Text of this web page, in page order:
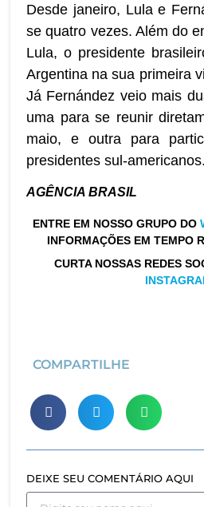
Desde janeiro, Lula e
se quatro vezes. Além do
Lula, o presidente
Argentina na sua primeira
Já Fernández veio mais
uma para se reunir
maio, e outra para
presidentes sul-americanos.
AGÊNCIA BRASIL
ENTRE EM NOSSO GRUPO DO
INFORMAÇÕES EM TEMPO
CURTA NOSSAS REDES
COMPARTILHE
DEIXE SEU COMENTÁRIO AQUI